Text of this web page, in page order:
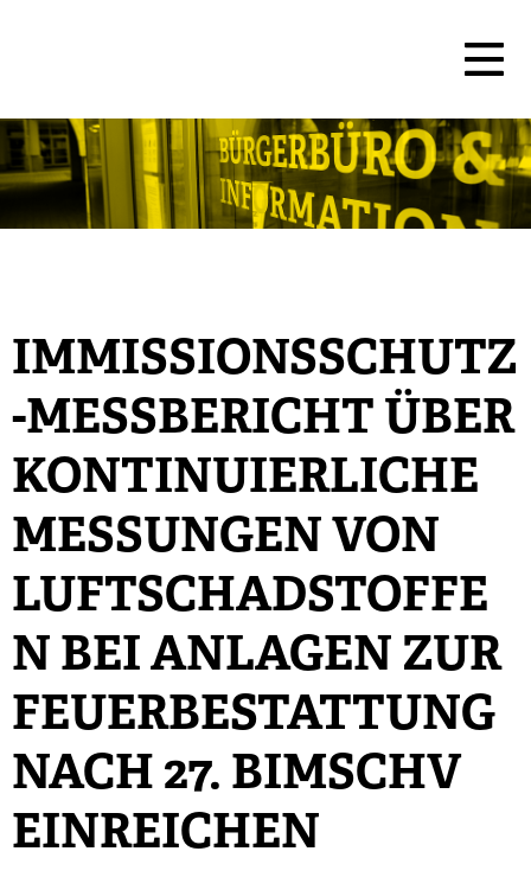
IMMISSIONSSCHUTZ
-MESSBERICHT ÜBER
KONTINUIERLICHE
MESSUNGEN VON
LUFTSCHADSTOFFE
N BEI ANLAGEN ZUR
FEUERBESTATTUNG
NACH 27. BIMSCHV
EINREICHEN